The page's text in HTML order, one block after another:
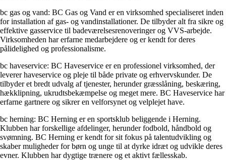
bc gas og vand: BC Gas og Vand er en virksomhed specialiseret inden
for installation af gas- og vandinstallationer. De tilbyder alt fra sikre og
effektive gasservice til badeværelsesrenoveringer og VVS-arbejde.
Virksomheden har erfarne medarbejdere og er kendt for deres
pålidelighed og professionalisme.
bc haveservice: BC Haveservice er en professionel virksomhed, der
leverer haveservice og pleje til både private og erhvervskunder. De
tilbyder et bredt udvalg af tjenester, herunder græsslåning, beskæring,
hækklipning, ukrudtsbekæmpelse og meget mere. BC Haveservice har
erfarne gartnere og sikrer en velforsynet og velplejet have.
bc herning: BC Herning er en sportsklub beliggende i Herning.
Klubben har forskellige afdelinger, herunder fodbold, håndbold og
svømning. BC Herning er kendt for sit fokus på talentudvikling og
skaber muligheder for børn og unge til at dyrke idræt og udvikle deres
evner. Klubben har dygtige trænere og et aktivt fællesskab.